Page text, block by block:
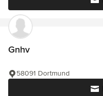
Gnhv
58091 Dortmund